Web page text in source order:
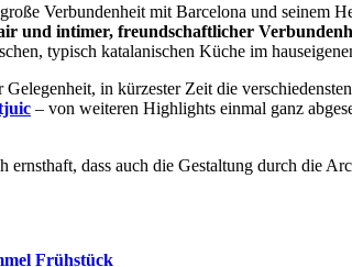
Verbundenheit mit Barcelona und seinem
und intimer, freundschaftlicher
typisch katalanischen Küche im
Gelegenheit, in kürzester Zeit die
– von weiteren Highlights einmal ganz
ernsthaft, dass auch die Gestaltung durch die